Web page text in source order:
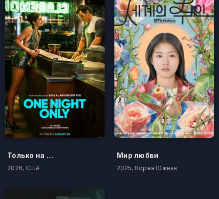
Только на одну ночь
2026, США
Мир любви
2025, Корея Южная